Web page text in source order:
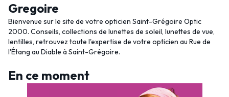
Gregoire
Bienvenue sur le site de votre opticien Saint-Grégoire Optic
2000. Conseils, collections de lunettes de soleil, lunettes de vue,
lentilles, retrouvez toute l'expertise de votre opticien au Rue de
l'Étang au Diable à Saint-Grégoire.
En ce moment